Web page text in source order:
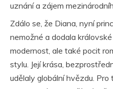
uznání a zájem
Zdálo se, že Diana, nyní
nemožné a dodala
modernost, ale také pocit
stylu. Její krása,
udělaly globální hvězdu.